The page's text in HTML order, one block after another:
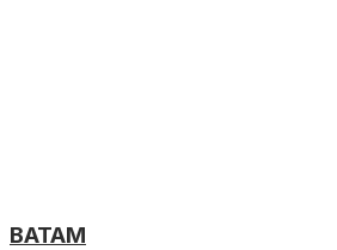
BATAM